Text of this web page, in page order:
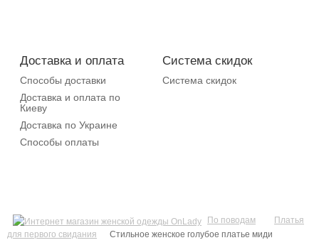
Доставка и оплата
Способы доставки
Доставка и оплата по
Киеву
Доставка по Украине
Способы оплаты
Система скидок
Система скидок
По поводам
Платья
для первого свидания
Стильное женское голубое платье миди